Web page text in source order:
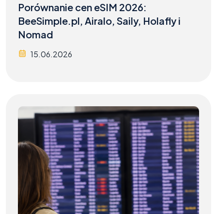
Porównanie cen eSIM 2026:
BeeSimple.pl, Airalo, Saily, Holafly i
Nomad
15.06.2026